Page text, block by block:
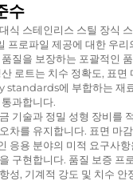
수
식 스테인리스 스틸 장식
프로파일 제공에 대한 우리
질을 보장하는 포괄적인
로트는 치수 정확도, 표면
에 부합하는 재
과합니다.
기술과 정밀 성형 장비를
차를 유지합니다. 표면 마
응용 분야의 미적 요구사
구현합니다. 품질 보증 프
성, 기계적 강도 및 치수 안